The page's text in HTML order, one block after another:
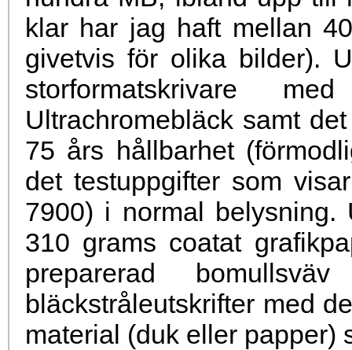
klar har jag haft mellan
givetvis för olika bilder).
storformatskrivare
Ultrachromebläck samt
75 års hållbarhet
det testuppgifter som
7900) i normal belysning.
310 grams coatat
preparerad
bläckstråleutskrifter med
material (duk eller papper)